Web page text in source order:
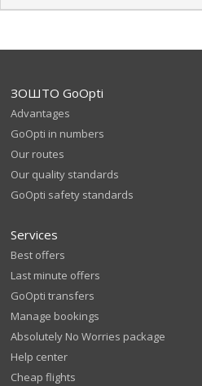
ЗОШТО GoOpti
Advantages
GoOpti in numbers
Our routes
Our quality standards
GoOpti safety standards
Services
Best offers
Last minute offers
GoOpti transfers
Manage bookings
Absolutely No Worries package
Help center
Cheap flights